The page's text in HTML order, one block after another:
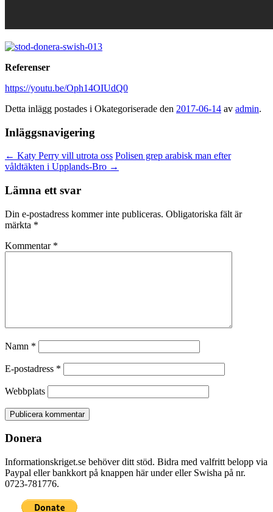
Referenser
https://youtu.be/Oph14OIUdQ0
Detta inlägg postades i Okategoriserade den 2017-06-14 av admin.
Inläggsnavigering
← Katy Perry vill utrota oss Polisen grep arabisk man efter
våldtäkten i Upplands-Bro →
Lämna ett svar
Din e-postadress kommer inte publiceras. Obligatoriska fält är
märkta *
Kommentar *
Namn *
E-postadress *
Webbplats
Donera
Informationskriget.se behöver ditt stöd. Bidra med valfritt belopp via
Paypal eller bankkort på knappen här under eller Swisha på nr.
0723-781776.